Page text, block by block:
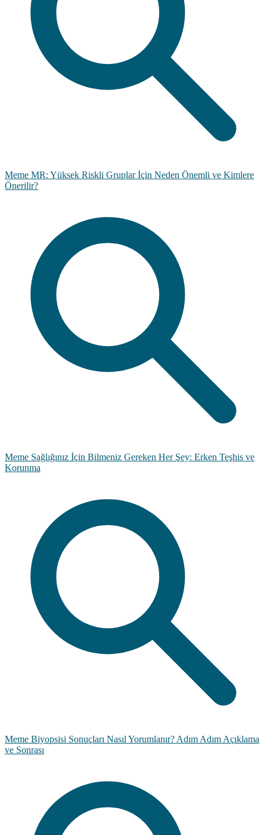
Meme MR: Yüksek Riskli Gruplar İçin Neden Önemli ve Kimlere
Önerilir?
Meme Sağlığınız İçin Bilmeniz Gereken Her Şey: Erken Teşhis ve
Korunma
Meme Biyopsisi Sonuçları Nasıl Yorumlanır? Adım Adım Açıklama
ve Sonrası